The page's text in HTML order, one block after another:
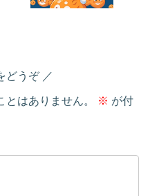
どうぞ
はありません。 ※ が付